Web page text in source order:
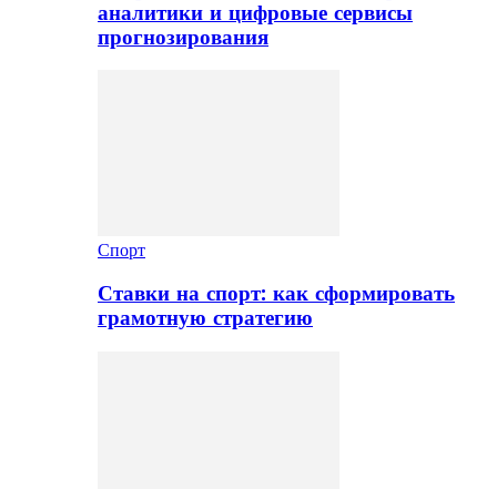
аналитики и цифровые сервисы
прогнозирования
Спорт
Ставки на спорт: как сформировать
грамотную стратегию